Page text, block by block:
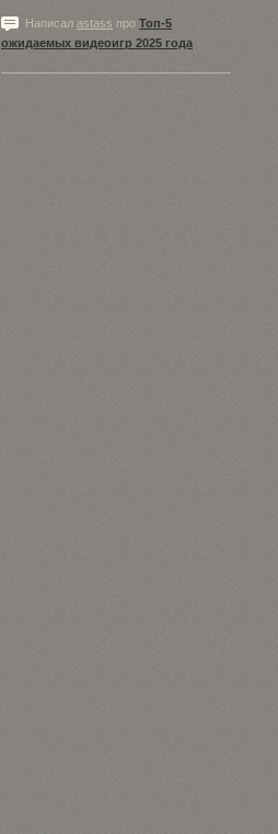
Написал astass про Топ-5
ожидаемых видеоигр 2025 года